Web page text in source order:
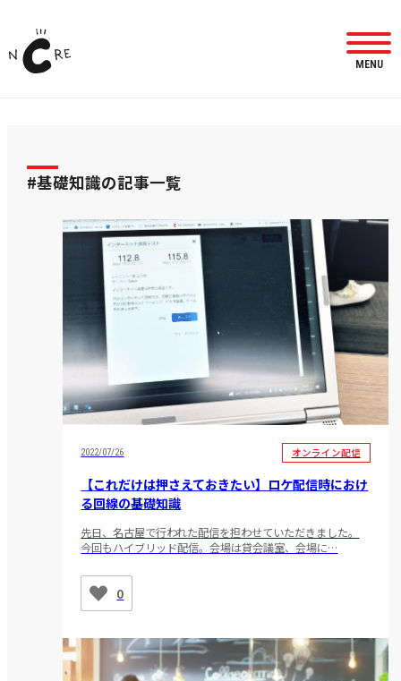
MENU
#基礎知識の記事一覧
2022/07/26 オンライン配信
【これだけは押さえておきたい】ロケ配信時におけ
る回線の基礎知識
先日、名古屋で行われた配信を担わせていただきました。
今回もハイブリッド配信。会場は貸会議室、会場に…
0